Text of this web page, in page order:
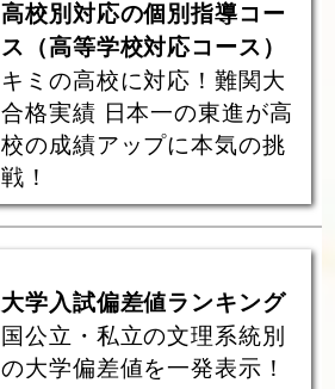
高校別対応の個別指導コー
ス（高等学校対応コース）
キミの高校に対応！難関大
合格実績 日本一の東進が高
校の成績アップに本気の挑
戦！
大学入試偏差値ランキング
国公立・私立の文理系統別
の大学偏差値を一発表示！